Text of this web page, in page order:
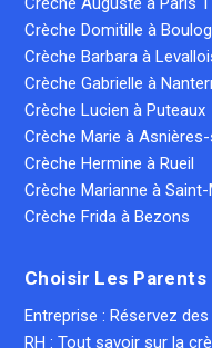
Crèche Domitille à
Crèche Barbara à
Crèche Gabrielle à
Crèche Lucien à Puteaux
Crèche Marie à
Crèche Hermine à Rueil
Crèche Marianne à Saint-
Crèche Frida à Bezons
Choisir Les Parents
Entreprise : Réservez
RH : Tout savoir sur la